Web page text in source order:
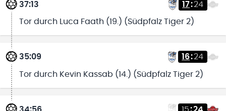
37:13 17:24
Tor durch Luca Faath (19.) (Südpfalz Tiger 2)
35:09 16:24
Tor durch Kevin Kassab (14.) (Südpfalz Tiger 2)
34:56 15:24